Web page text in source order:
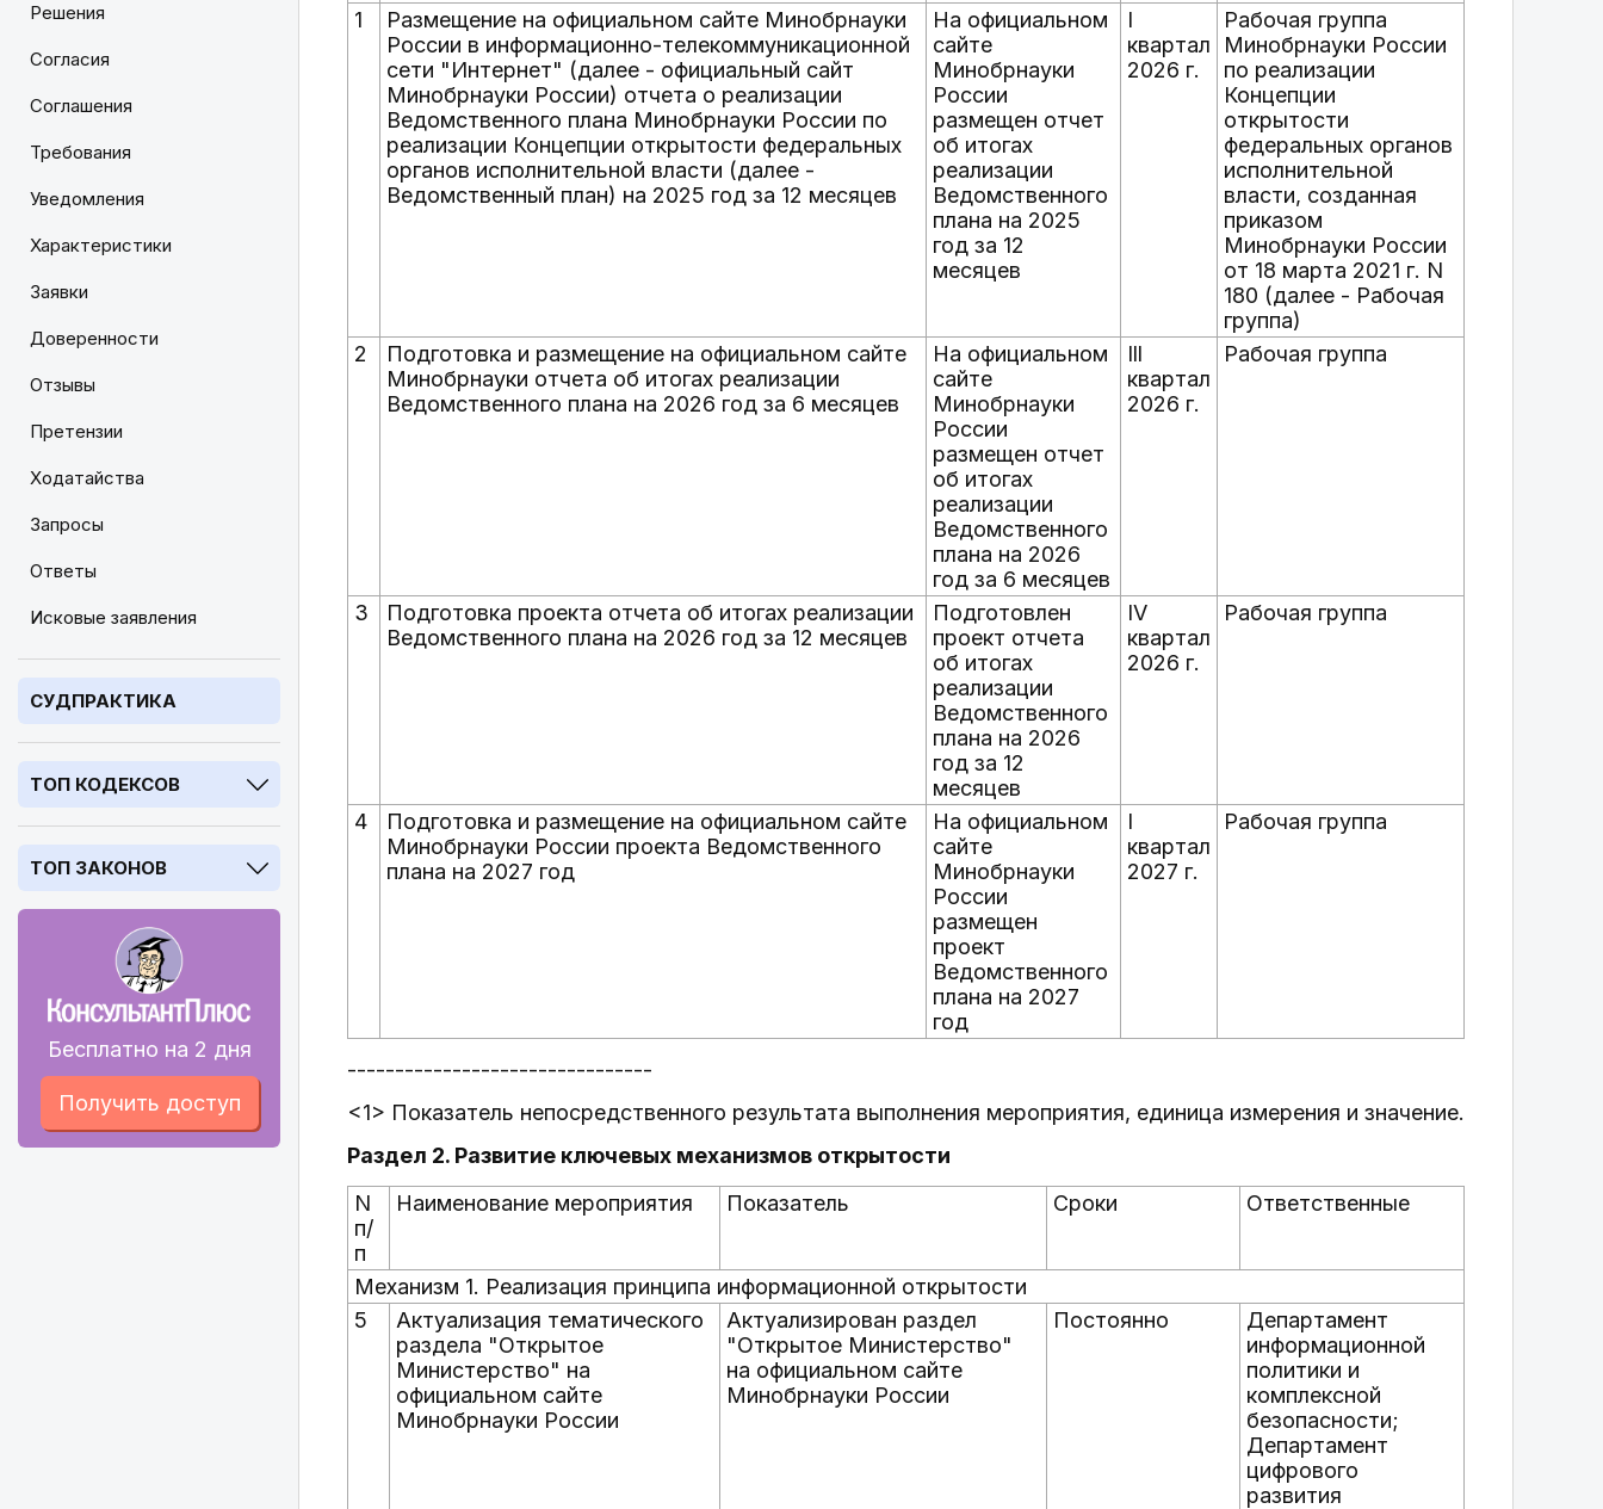
Решения
Согласия
Соглашения
Требования
Уведомления
Характеристики
Заявки
Доверенности
Отзывы
Претензии
Ходатайства
Запросы
Ответы
Исковые заявления
СУДПРАКТИКА
ТОП КОДЕКСОВ
ТОП ЗАКОНОВ
Бесплатно на 2 дня
Получить доступ
1
Размещение на официальном сайте Минобрнауки
России в информационно-телекоммуникационной
сети "Интернет" (далее - официальный сайт
Минобрнауки России) отчета о реализации
Ведомственного плана Минобрнауки России по
реализации Концепции открытости федеральных
органов исполнительной власти (далее -
Ведомственный план) на 2025 год за 12 месяцев
На официальном
сайте
Минобрнауки
России
размещен отчет
об итогах
реализации
Ведомственного
плана на 2025
год за 12
месяцев
I
квартал
2026 г.
Рабочая группа
Минобрнауки России
по реализации
Концепции
открытости
федеральных органов
исполнительной
власти, созданная
приказом
Минобрнауки России
от 18 марта 2021 г. N
180 (далее - Рабочая
группа)
2
Подготовка и размещение на официальном сайте
Минобрнауки отчета об итогах реализации
Ведомственного плана на 2026 год за 6 месяцев
На официальном
сайте
Минобрнауки
России
размещен отчет
об итогах
реализации
Ведомственного
плана на 2026
год за 6 месяцев
Ill
квартал
2026 г.
Рабочая группа
3
Подготовка проекта отчета об итогах реализации
Ведомственного плана на 2026 год за 12 месяцев
Подготовлен
проект отчета
об итогах
реализации
Ведомственного
плана на 2026
год за 12
месяцев
IV
квартал
2026 г.
Рабочая группа
4
Подготовка и размещение на официальном сайте
Минобрнауки России проекта Ведомственного
плана на 2027 год
На официальном
сайте
Минобрнауки
России
размещен
проект
Ведомственного
плана на 2027
год
I
квартал
2027 г.
Рабочая группа
--------------------------------
<1> Показатель непосредственного результата выполнения мероприятия, единица измерения и значение.
Раздел 2. Развитие ключевых механизмов открытости
N
п/
п
Наименование мероприятия Показатель Сроки Ответственные
Механизм 1. Реализация принципа информационной открытости
5
Актуализация тематического
раздела "Открытое
Министерство" на
официальном сайте
Минобрнауки России
Актуализирован раздел
"Открытое Министерство"
на официальном сайте
Минобрнауки России
Постоянно
Департамент
информационной
политики и
комплексной
безопасности;
Департамент
цифрового
развития